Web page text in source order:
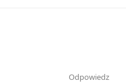
Odpowiedz